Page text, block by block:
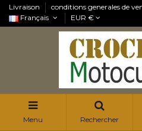
Livraison
conditions generales de
Français
EUR €
Menu Rechercher